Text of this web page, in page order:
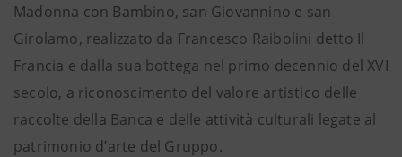
Madonna con Bambino, san Giovannino e san
Girolamo, realizzato da Francesco Raibolini detto Il
Francia e dalla sua bottega nel primo decennio del XVI
secolo, a riconoscimento del valore artistico delle
raccolte della Banca e delle attività culturali legate al
patrimonio d’arte del Gruppo.